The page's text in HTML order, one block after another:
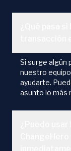
Si surge algún
nuestro
ayudarte.
asunto lo más